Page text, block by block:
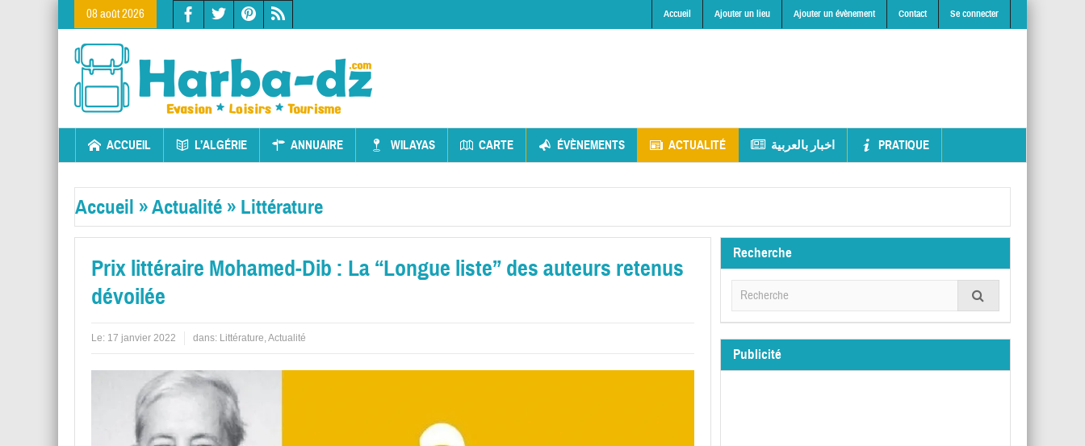
08 août 2026 Accueil Ajouter un lieu Ajouter un évènement Contact Se connecter
ACCUEIL L’ALGÉRIE ANNUAIRE WILAYAS CARTE ÉVÈNEMENTS ACTUALITÉ اخبار بالعربية PRATIQUE
Accueil »Actualité » Littérature
Prix littéraire Mohamed-Dib : La “Longue liste” des auteurs retenus
dévoilée
Le: 17 janvier 2022 dans: Littérature,Actualité
Recherche
Publicité